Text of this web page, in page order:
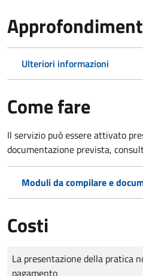
Ulteriori informazioni
Come fare
Il servizio può essere attivato
documentazione prevista,
Moduli da compilare e
Costi
Tipo di pagamento
Importo
La presentazione della pratica
pagamento